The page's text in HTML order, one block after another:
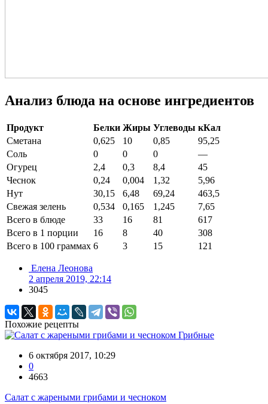
Анализ блюда на основе ингредиентов
Продукт Белки Жиры Углеводы кКал
Сметана
0,625 10 0,85
95,25
Соль
0 0 0
—
Огурец
2,4 0,3 8,4
45
Чеснок
0,24 0,004 1,32
5,96
Нут
30,15 6,48 69,24
463,5
Свежая зелень
0,534 0,165 1,245
7,65
Всего в блюде
33 16 81
617
Всего в 1 порции
16 8 40
308
Всего в 100 граммах 6 3 15 121
Елена Леонова
2 апреля 2019, 22:14
3045
Похожие рецепты
Грибные
6 октября 2017, 10:29
0
4663
Салат с жареными грибами и чесноком